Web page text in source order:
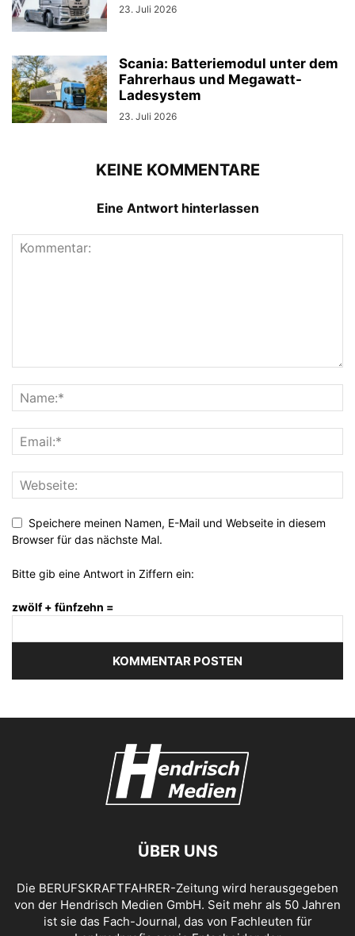
23. Juli 2026
Scania: Batteriemodul unter dem
Fahrerhaus und Megawatt-
Ladesystem
23. Juli 2026
KEINE KOMMENTARE
Eine Antwort hinterlassen
Speichere meinen Namen, E-Mail und Webseite in diesem
Browser für das nächste Mal.
Bitte gib eine Antwort in Ziffern ein:
zwölf + fünfzehn =
ÜBER UNS
Die BERUFSKRAFTFAHRER-Zeitung wird herausgegeben
von der Hendrisch Medien GmbH. Seit mehr als 50 Jahren
ist sie das Fach-Journal, das von Fachleuten für